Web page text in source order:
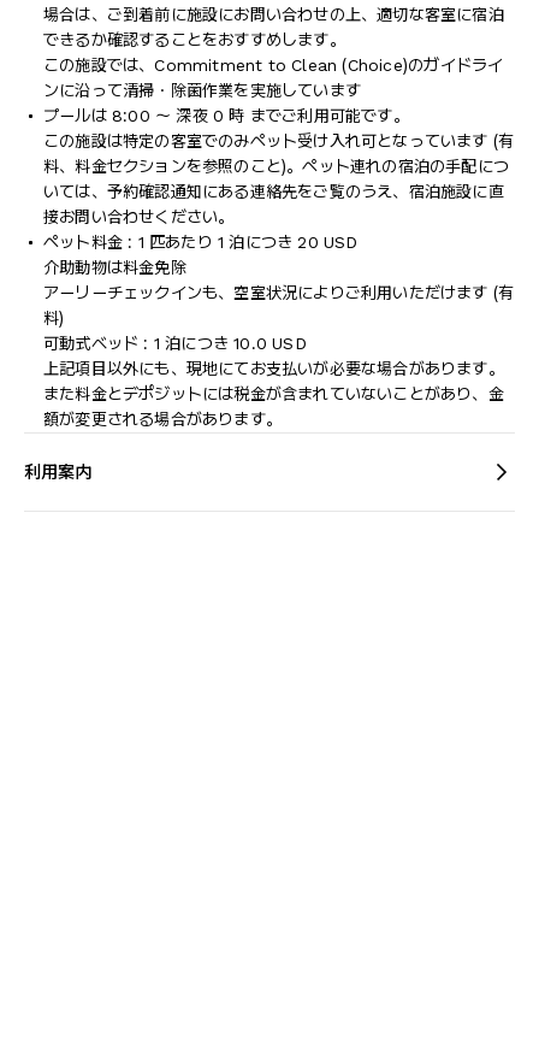
場合は、ご到着前に施設にお問い合わせの上、適切な客室に宿泊
できるか確認することをおすすめします。
この施設では、Commitment to Clean (Choice)のガイドライ
ンに沿って清掃・除菌作業を実施しています
プールは 8:00 ～ 深夜 0 時 までご利用可能です。
この施設は特定の客室でのみペット受け入れ可となっています (有
料、料金セクションを参照のこと)。ペット連れの宿泊の手配につ
いては、予約確認通知にある連絡先をご覧のうえ、宿泊施設に直
接お問い合わせください。
ペット料金 : 1 匹あたり 1 泊につき 20 USD
介助動物は料金免除
アーリーチェックインも、空室状況によりご利用いただけます (有
料)
可動式ベッド : 1 泊につき 10.0 USD
上記項目以外にも、現地にてお支払いが必要な場合があります。
また料金とデポジットには税金が含まれていないことがあり、金
額が変更される場合があります。
利用案内